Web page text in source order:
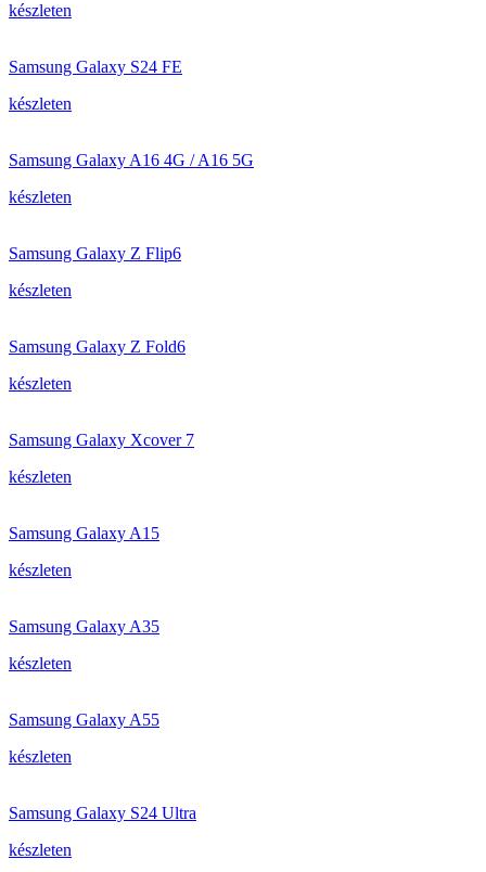
készleten
Samsung Galaxy S24 FE
készleten
Samsung Galaxy A16 4G / A16 5G
készleten
Samsung Galaxy Z Flip6
készleten
Samsung Galaxy Z Fold6
készleten
Samsung Galaxy Xcover 7
készleten
Samsung Galaxy A15
készleten
Samsung Galaxy A35
készleten
Samsung Galaxy A55
készleten
Samsung Galaxy S24 Ultra
készleten